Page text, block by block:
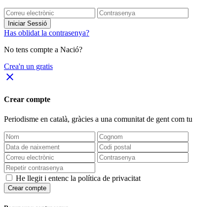
Iniciar Sessió
Has oblidat la contrasenya?
No tens compte a Nació?
Crea'n un gratis
close
Crear compte
Periodisme en català, gràcies a una comunitat de gent com tu
He llegit i entenc la política de privacitat
Crear compte